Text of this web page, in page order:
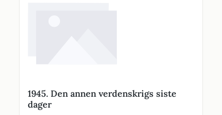
1945. Den annen verdenskrigs siste
dager